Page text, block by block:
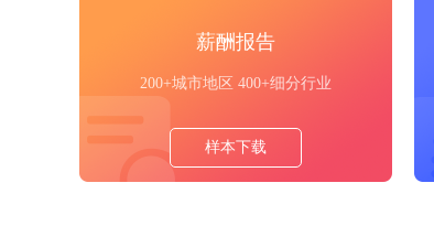
薪酬报告
200+城市地区 400+细分行业
样本下载